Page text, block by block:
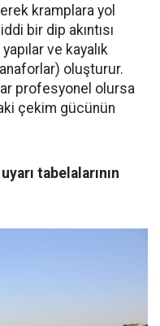
kramplara yol
bir dip akıntısı
ve kayalık
oluşturur.
profesyonel olursa
çekim gücünün
tabelalarının